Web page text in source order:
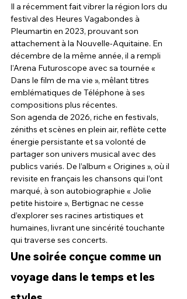
Il a récemment fait vibrer la région lors du
festival des Heures Vagabondes à
Pleumartin en 2023, prouvant son
attachement à la Nouvelle-Aquitaine. En
décembre de la même année, il a rempli
l’Arena Futuroscope avec sa tournée «
Dans le film de ma vie », mêlant titres
emblématiques de Téléphone à ses
compositions plus récentes.
Son agenda de 2026, riche en festivals,
zéniths et scènes en plein air, reflète cette
énergie persistante et sa volonté de
partager son univers musical avec des
publics variés. De l’album « Origines », où il
revisite en français les chansons qui l’ont
marqué, à son autobiographie « Jolie
petite histoire », Bertignac ne cesse
d’explorer ses racines artistiques et
humaines, livrant une sincérité touchante
qui traverse ses concerts.
Une soirée conçue comme un
voyage dans le temps et les